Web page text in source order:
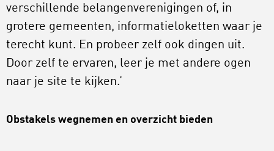
verschillende belangenverenigingen of, in
grotere gemeenten, informatieloketten waar je
terecht kunt. En probeer zelf ook dingen uit.
Door zelf te ervaren, leer je met andere ogen
naar je site te kijken.’
Obstakels wegnemen en overzicht bieden